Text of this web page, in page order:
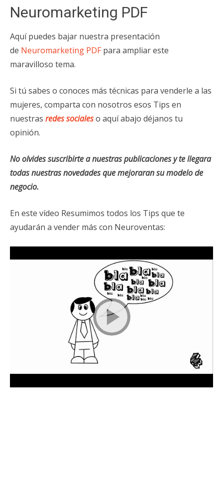
Neuromarketing PDF
Aquí puedes bajar nuestra presentación
de Neuromarketing PDFpara ampliar este
maravilloso tema.
Si tú sabes o conoces más técnicas para venderle a las
mujeres, comparta con nosotros esos Tips en
nuestras redes socialeso aquí abajo déjanos tu
opinión.
No olvides suscribirte a nuestras publicaciones y te llegara
todas nuestras novedades que mejoraran su modelo de
negocio.
En este vídeo Resumimos todos los Tips que te
ayudarán a vender más con Neuroventas: